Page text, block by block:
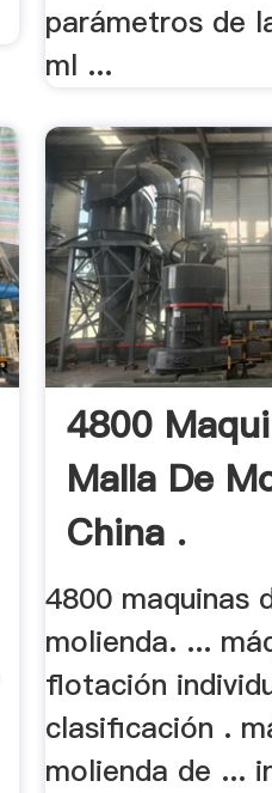
parámetros de
ml ...
4800
Malla De
China .
4800 maquinas
molienda. ...
flotación
clasificación .
molienda de ...